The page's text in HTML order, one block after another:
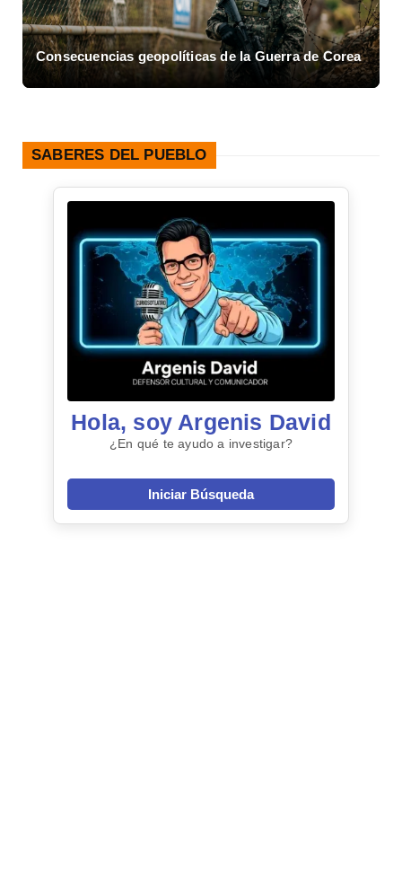
Consecuencias geopolíticas de la Guerra de Corea
SABERES DEL PUEBLO
Hola, soy Argenis David
¿En qué te ayudo a investigar?
Iniciar Búsqueda